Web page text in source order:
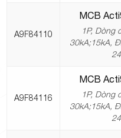
A9F84110
MCB
1P, Dòng
30kA;15kA,
A9F84116
MCB
1P, Dòng
30kA;15kA,